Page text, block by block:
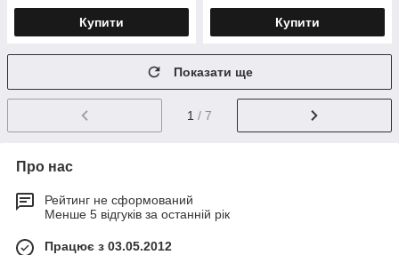
Купити Купити
Показати ще
1 / 7
Про нас
Рейтинг не сформований
Менше 5 відгуків за останній рік
Працює з 03.05.2012